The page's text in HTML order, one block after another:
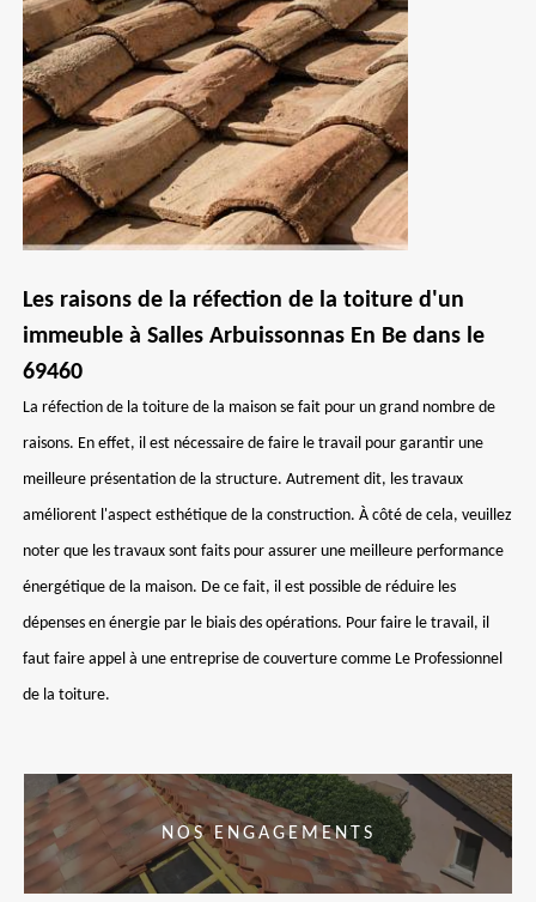
Les raisons de la réfection de la toiture d'un
immeuble à Salles Arbuissonnas En Be dans le
69460
La réfection de la toiture de la maison se fait pour un grand nombre de
raisons. En effet, il est nécessaire de faire le travail pour garantir une
meilleure présentation de la structure. Autrement dit, les travaux
améliorent l'aspect esthétique de la construction. À côté de cela, veuillez
noter que les travaux sont faits pour assurer une meilleure performance
énergétique de la maison. De ce fait, il est possible de réduire les
dépenses en énergie par le biais des opérations. Pour faire le travail, il
faut faire appel à une entreprise de couverture comme Le Professionnel
de la toiture.
NOS ENGAGEMENTS